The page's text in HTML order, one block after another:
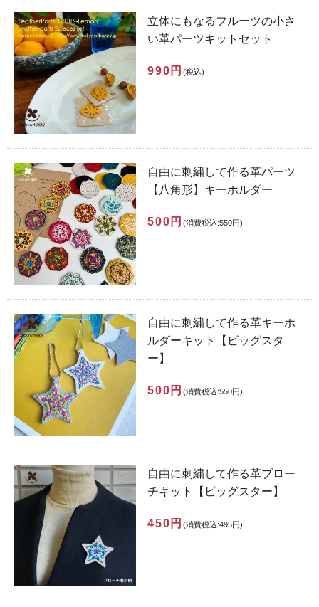
立体にもなるフルーツの小さ
い革パーツキットセット
990円 (税込)
自由に刺繍して作る革パーツ
【八角形】キーホルダー
500円 (消費税込:550円)
自由に刺繍して作る革キーホ
ルダーキット【ビッグスタ
ー】
500円 (消費税込:550円)
自由に刺繍して作る革ブロー
チキット【ビッグスター】
450円 (消費税込:495円)